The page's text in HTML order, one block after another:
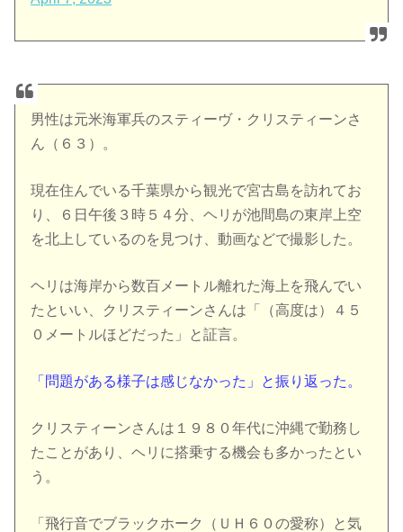
男性は元米海軍兵のスティーヴ・クリスティーンさ
ん（６３）。
現在住んでいる千葉県から観光で宮古島を訪れてお
り、６日午後３時５４分、ヘリが池間島の東岸上空
を北上しているのを見つけ、動画などで撮影した。
ヘリは海岸から数百メートル離れた海上を飛んでい
たといい、クリスティーンさんは「（高度は）４５
０メートルほどだった」と証言。
「問題がある様子は感じなかった」と振り返った。
クリスティーンさんは１９８０年代に沖縄で勤務し
たことがあり、ヘリに搭乗する機会も多かったとい
う。
「飛行音でブラックホーク（ＵＨ６０の愛称）と気